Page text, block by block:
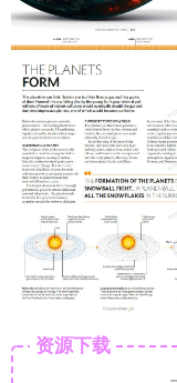
资源下载